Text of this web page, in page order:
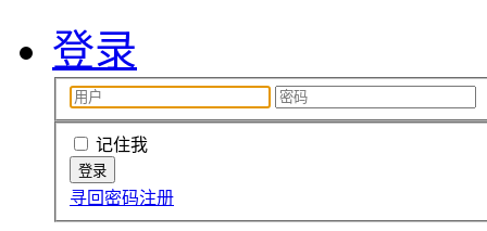
登录
记住我
寻回密码注册